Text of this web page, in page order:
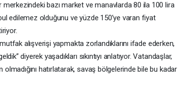
bazı market ve manavlarda 80 ila 100 lira
edilemez olduğunu ve yüzde 150’ye varan fiyat
alışverişi yapmakta zorlandıklarını ifade ederken,
diyerek yaşadıkları sıkıntıyı anlatıyor. Vatandaşlar,
hatırlatarak, savaş bölgelerinde bile bu kadar